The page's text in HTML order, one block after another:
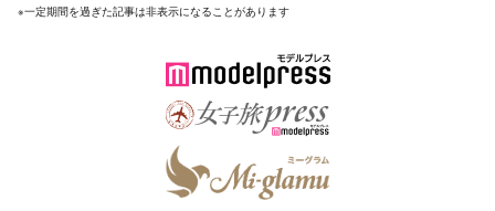
※一定期間を過ぎた記事は非表示になることがあります